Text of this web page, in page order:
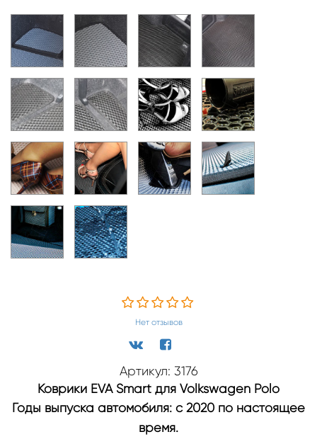
Нет отзывов
Артикул: 3176
Коврики EVA Smart для Volkswagen Polo
Годы выпуска автомобиля: с 2020 по настоящее
время.